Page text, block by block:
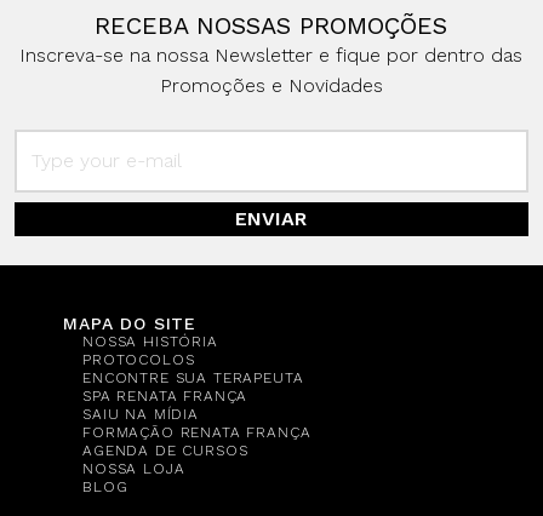
RECEBA NOSSAS PROMOÇÕES
Inscreva-se na nossa Newsletter e fique por dentro das
Promoções e Novidades
ENVIAR
MAPA DO SITE
NOSSA HISTÓRIA
PROTOCOLOS
ENCONTRE SUA TERAPEUTA
SPA RENATA FRANÇA
SAIU NA MÍDIA
FORMAÇÃO RENATA FRANÇA
AGENDA DE CURSOS
NOSSA LOJA
BLOG